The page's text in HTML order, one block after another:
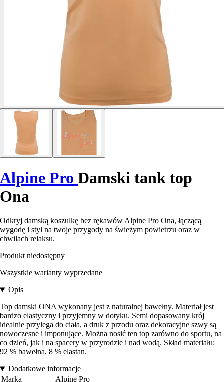
Alpine Pro Damski tank top
Ona
Odkryj damską koszulkę bez rękawów Alpine Pro Ona, łączącą
wygodę i styl na twoje przygody na świeżym powietrzu oraz w
chwilach relaksu.
Produkt niedostępny
Wszystkie warianty wyprzedane
Opis
Top damski ONA wykonany jest z naturalnej bawełny. Materiał jest
bardzo elastyczny i przyjemny w dotyku. Semi dopasowany krój
idealnie przylega do ciała, a druk z przodu oraz dekoracyjne szwy są
nowoczesne i imponujące. Można nosić ten top zarówno do sportu, na
co dzień, jak i na spacery w przyrodzie i nad wodą. Skład materiału:
92 % bawełna, 8 % elastan.
Dodatkowe informacje
Marka
Alpine Pro